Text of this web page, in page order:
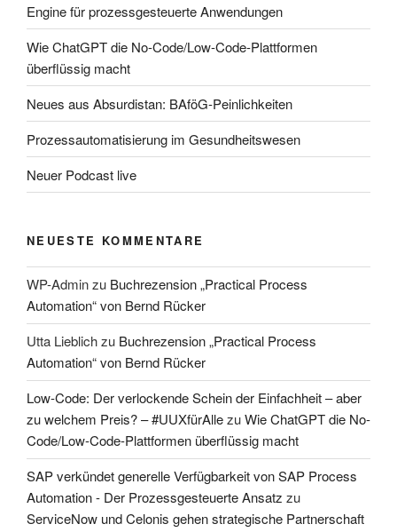
Engine für prozessgesteuerte Anwendungen
Wie ChatGPT die No-Code/Low-Code-Plattformen
überflüssig macht
Neues aus Absurdistan: BAföG-Peinlichkeiten
Prozessautomatisierung im Gesundheitswesen
Neuer Podcast live
NEUESTE KOMMENTARE
WP-Adminzu Buchrezension „Practical Process
Automation“ von Bernd Rücker
Utta Lieblichzu Buchrezension „Practical Process
Automation“ von Bernd Rücker
Low-Code: Der verlockende Schein der Einfachheit – aber
zu welchem Preis? – #UUXfürAllezuWie ChatGPT die No-
Code/Low-Code-Plattformen überflüssig macht
SAP verkündet generelle Verfügbarkeit von SAP Process
Automation - Der Prozessgesteuerte Ansatz zu
ServiceNow und Celonis gehen strategische Partnerschaft